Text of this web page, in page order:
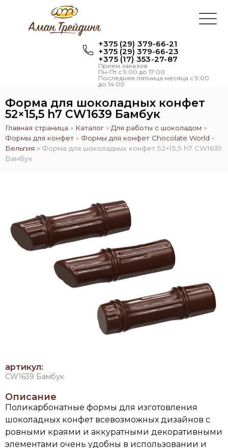
+375 (29) 379-66-21
+375 (29) 379-66-23
+375 (17) 353-27-87
Прием заказов
Пн-Пт с 9:00 до 17:00
Последняя пятница месяца с 9:00
до 14:00
Форма для шоколадных конфет
52×15,5 h7 CW1639 Бамбук
Главная страница » Каталог » Для работы с шоколадом »
Формы для конфет » Формы для конфет Chocolate World -
Бельгия » Форма для шоколадных конфет 52×15,5 h7 CW1639
Бамбук
артикул:
CW1639 Бамбук
Описание
Поликарбонатные формы для изготовления
шоколадных конфет всевозможных дизайнов с
ровными краями и аккуратными декоративными
элементами очень удобны в использовании и